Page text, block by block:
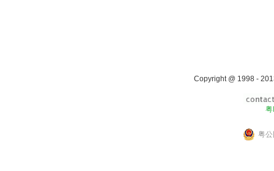
Copyright @ 1998 -
粤